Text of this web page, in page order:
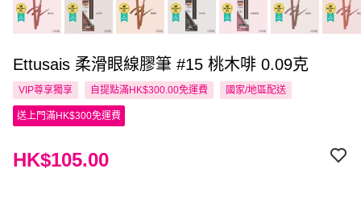
Ettusais 柔滑眼線膠筆 #15 桃木啡 0.09克
VIP尊享獨享 自提點滿HK$300.00免運費 國家/地區配送
送上門滿HK$300免運費
HK$105.00